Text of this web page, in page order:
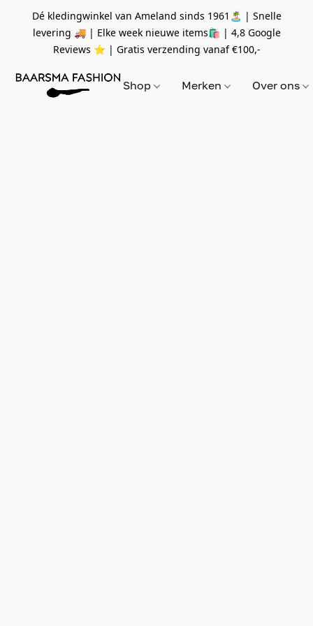
Dé kledingwinkel van Ameland sinds 1961🏝 | Snelle
levering 🚚 | Elke week nieuwe items🛍 | 4,8 Google
Reviews ⭐️ | Gratis verzending vanaf€100,-
Shop Merken Over ons